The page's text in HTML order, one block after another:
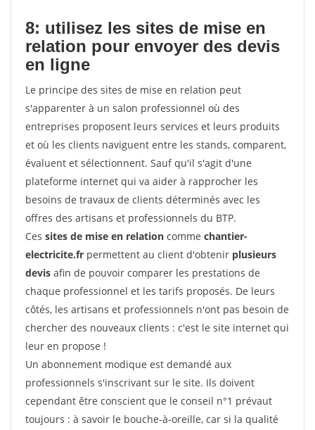
8: utilisez les sites de mise en
relation pour envoyer des devis
en ligne
Le principe des sites de mise en relation peut
s'apparenter à un salon professionnel où des
entreprises proposent leurs services et leurs produits
et où les clients naviguent entre les stands, comparent,
évaluent et sélectionnent. Sauf qu'il s'agit d'une
plateforme internet qui va aider à rapprocher les
besoins de travaux de clients déterminés avec les
offres des artisans et professionnels du BTP.
Ces sites de mise en relation comme chantier-
electricite.fr permettent au client d'obtenir plusieurs
devis afin de pouvoir comparer les prestations de
chaque professionnel et les tarifs proposés. De leurs
côtés, les artisans et professionnels n'ont pas besoin de
chercher des nouveaux clients : c'est le site internet qui
leur en propose !
Un abonnement modique est demandé aux
professionnels s'inscrivant sur le site. Ils doivent
cependant être conscient que le conseil n°1 prévaut
toujours : à savoir le bouche-à-oreille, car si la qualité